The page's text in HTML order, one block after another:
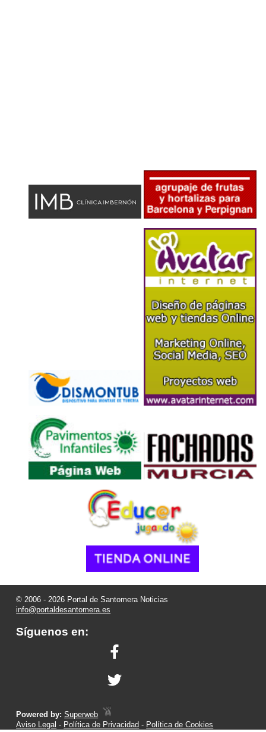
© 2006 - 2026 Portal de Santomera Noticias
info@portaldesantomera.es
Síguenos en:
Powered by:Superweb
Aviso Legal - Política de Privacidad - Política de Cookies